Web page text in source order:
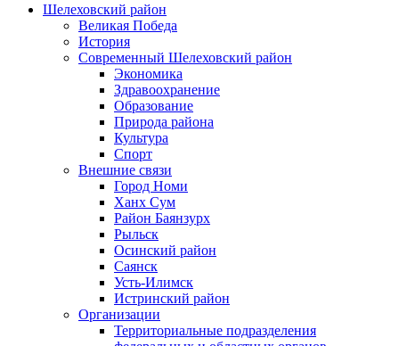
Шелеховский район
Великая Победа
История
Современный Шелеховский район
Экономика
Здравоохранение
Образование
Природа района
Культура
Спорт
Внешние связи
Город Номи
Ханх Сум
Район Баянзурх
Рыльск
Осинский район
Саянск
Усть-Илимск
Истринский район
Организации
Территориальные подразделения